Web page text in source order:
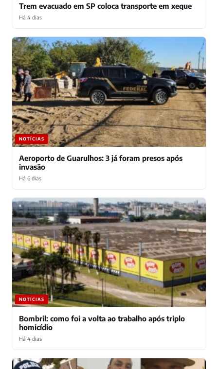
Trem evacuado em SP coloca transporte em xeque
Há 4 dias
NOTÍCIAS
Aeroporto de Guarulhos: 3 já foram presos após
invasão
Há 6 dias
NOTÍCIAS
Bombril: como foi a volta ao trabalho após triplo
homicídio
Há 4 dias